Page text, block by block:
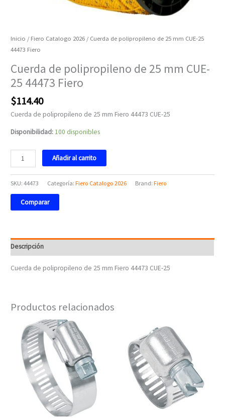
Inicio / Fiero Catalogo 2026 / Cuerda de polipropileno de 25 mm CUE-25
44473 Fiero
Cuerda de polipropileno de 25 mm CUE-
25 44473 Fiero
$114.40
Cuerda de polipropileno de 25 mm Fiero 44473 CUE-25
Disponibilidad:100 disponibles
Añadir al carrito
SKU:44473 Categoría:Fiero Catalogo 2026 Brand:Fiero
Comparar
Descripción
Cuerda de polipropileno de 25 mm Fiero 44473 CUE-25
Productos relacionados